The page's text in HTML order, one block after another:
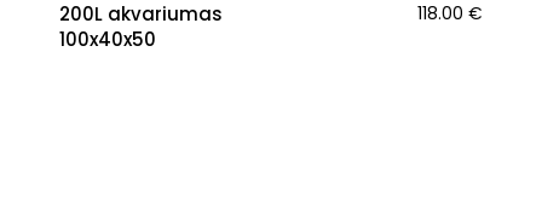
200L akvariumas
100x40x50
118.00 €